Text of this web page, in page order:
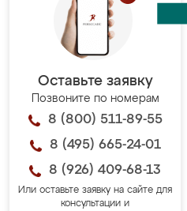
Оставьте заявку
Позвоните по номерам
8 (800) 511-89-55
8 (495) 665-24-01
8 (926) 409-68-13
Или оставьте заявку на сайте для
консультации и